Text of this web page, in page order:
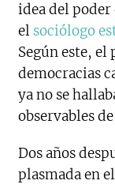
idea del poder
el sociólogo
Según este, el
democracias
ya no se
observables
Dos años
plasmada en